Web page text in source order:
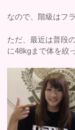
なので、階級はフ
ただ、最近は普段
に48kgまで体を絞